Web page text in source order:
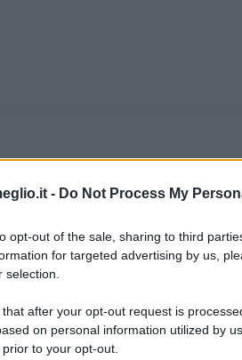
- Do Not Process My
opt-out of the sale, sharing to third
for targeted advertising by us,
selection.
after your opt-out request is
on personal information utilized by
to your opt-out.
della filosofia
varie discipline
il 26 aprile 1889,